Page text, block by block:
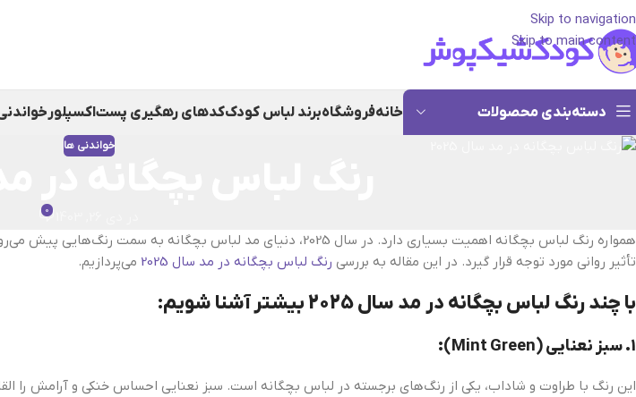
Skip to navigation
Skip to main content
دسته‌بندی محصولات خانهفروشگاهبرند لباس کودککدهای رهگیری پستاکسپلور
خواندنی ها
0
همواره رنگ‌ لباس بچگانه اهمیت بسیاری دارد. در سال 2025، دنیای مد
تأثیر روانی مورد توجه قرار گیرد. در این مقاله به بررسی رنگ‌ لباس بچگانه در مد سال 2025 می‌پردازیم.
با چند رنگ‌ لباس بچگانه در مد سال 2025 بیشتر آشنا شویم:
1. سبز نعنایی (Mint Green):
این رنگ با طراوت و شاداب، یکی از رنگ‌های برجسته در لباس بچگانه است. سبز نعنایی احساس خنکی و آرامش را